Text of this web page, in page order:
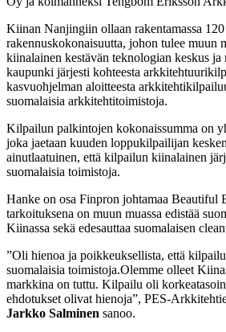
Kiinan Nanjingiin ollaan rakentamassa
rakennuskokonaisuutta, johon tulee muun
kiinalainen kestävän teknologian keskus
kaupunki järjesti kohteesta
kasvuohjelman aloitteesta
suomalaisia arkkitehtitoimistoja.
Kilpailun palkintojen kokonaissumma on
joka jaetaan kuuden loppukilpailijan
ainutlaatuinen, että kilpailun kiinalainen
suomalaisia toimistoja.
Hanke on osa Finpron johtamaa Beautiful
tarkoituksena on muun muassa edistää
Kiinassa sekä edesauttaa suomalaisen
”Oli hienoa ja poikkeuksellista, että
suomalaisia toimistoja.Olemme olleet
markkina on tuttu. Kilpailu oli
ehdotukset olivat hienoja”, PES-
Jarkko Salminen sanoo.